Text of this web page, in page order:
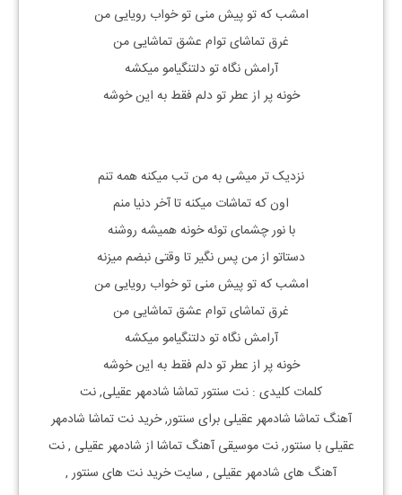
امشب که تو پیش منی تو خواب رویایی من
غرق تماشای توام عشق تماشایی من
آرامش نگاه تو دلتنگیامو میکشه
خونه پر از عطر تو دلم فقط به این خوشه
نزدیک تر میشی به من تب میکنه همه تنم
اون که تماشات میکنه تا آخر دنیا منم
با نور چشمای توئه خونه همیشه روشنه
دستاتو از من پس نگیر تا وقتی نبضم میزنه
امشب که تو پیش منی تو خواب رویایی من
غرق تماشای توام عشق تماشایی من
آرامش نگاه تو دلتنگیامو میکشه
خونه پر از عطر تو دلم فقط به این خوشه
کلمات کلیدی : نت سنتورتماشا شادمهر عقیلی, نت
آهنگ تماشا شادمهر عقیلی برای سنتور, خرید نتتماشا شادمهر
عقیلی با سنتور, نت موسیقی آهنگ تماشا ازشادمهر عقیلی , نت
آهنگ های شادمهر عقیلی , سایت خرید نت های سنتور ,